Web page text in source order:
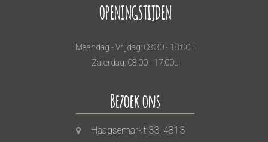
OPENINGSTIJDEN
Maandag - Vrijdag: 08:30 - 18:00u
Zaterdag: 08:00 - 17:00u
Bezoek ons
Haagsemarkt 33, 4813